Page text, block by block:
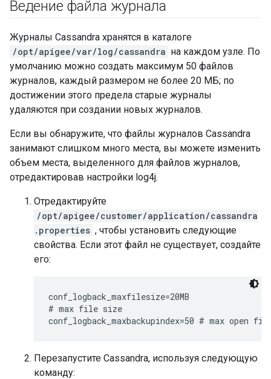
Ведение файла журнала
Журналы Cassandra хранятся в каталоге
/opt/apigee/var/log/cassandra на каждом узле. По
умолчанию можно создать максимум 50 файлов
журналов, каждый размером не более 20 МБ; по
достижении этого предела старые журналы
удаляются при создании новых журналов.
Если вы обнаружите, что файлы журналов Cassandra
занимают слишком много места, вы можете изменить
объем места, выделенного для файлов журналов,
отредактировав настройки log4j.
Отредактируйте
/opt/apigee/customer/application/cassandra
.properties , чтобы установить следующие
свойства. Если этот файл не существует, создайте
его:
conf_logback_maxfilesize=20MB
# max file size
conf_logback_maxbackupindex=50 # max open
Перезапустите Cassandra, используя следующую
команду: